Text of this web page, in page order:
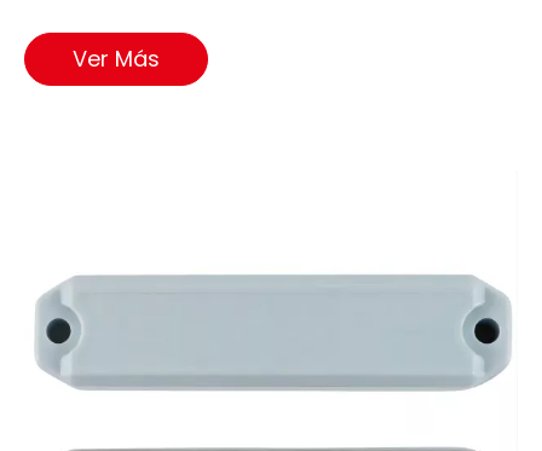
Ver Más